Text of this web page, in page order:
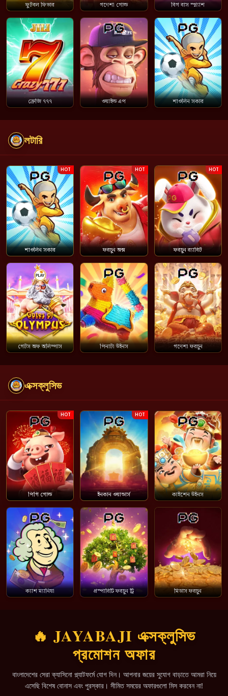
ফুটবল ফিভার গণেশা গোল্ড বিগ বাস স্প্ল্যাশ
ক্রেজি ৭৭৭ ওয়াইল্ড এপ শাওলিন সকার
লটারি
HOT
শাওলিন সকার
HOT
ফরচুন অক্স
HOT
ফরচুন র‍্যাবিট
গেটস অফ অলিম্পাস পিনাটা উইনস গণেশা ফরচুন
এক্সক্লুসিভ
HOT
পিগি গোল্ড
HOT
ইনকান ওয়ান্ডার্স কাইশেন উইনস
ক্যাশ ম্যানিয়া প্রস্পারিটি ফরচুন ট্রি মিডাস ফরচুন
🔥 JAYABAJI এক্সক্লুসিভ
প্রমোশন অফার
বাংলাদেশের সেরা ক্যাসিনো প্ল্যাটফর্মে যোগ দিন। আপনার জয়ের সুযোগ বাড়াতে আমরা নিয়ে
এসেছি বিশেষ বোনাস এবং পুরস্কার। সীমিত সময়ের অফারগুলো মিস করবেন না!